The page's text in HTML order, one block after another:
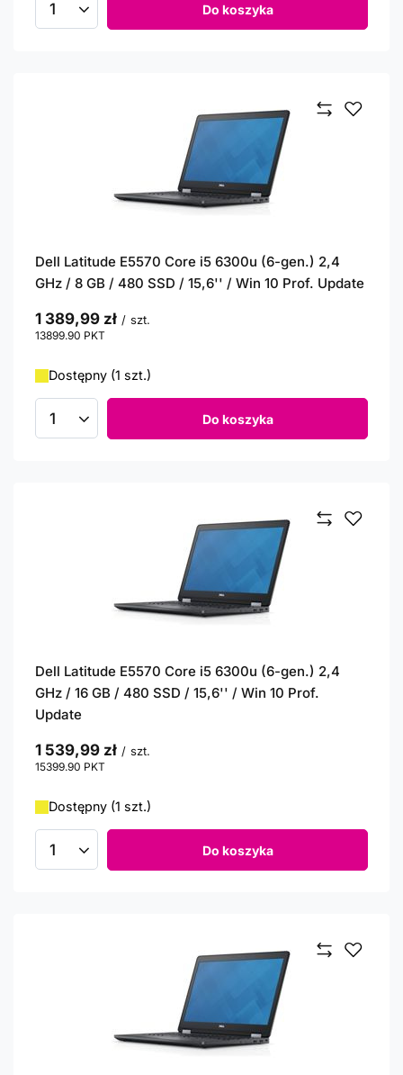
Ilość produktów Do koszyka
Dell Latitude E5570 Core i5 6300u (6-gen.) 2,4
GHz / 8 GB / 480 SSD / 15,6'' / Win 10 Prof. Update
1 389,99 zł / szt.
13899.90 PKT
Dostępny (1 szt.)
Ilość produktów Do koszyka
Dell Latitude E5570 Core i5 6300u (6-gen.) 2,4
GHz / 16 GB / 480 SSD / 15,6'' / Win 10 Prof.
Update
1 539,99 zł / szt.
15399.90 PKT
Dostępny (1 szt.)
Ilość produktów Do koszyka